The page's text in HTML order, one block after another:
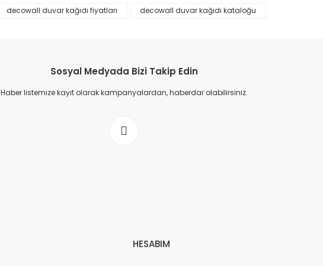
decowall duvar kağıdı fiyatları decowall duvar kağıdı kataloğu
Sosyal Medyada Bizi Takip Edin
Haber listemize kayıt olarak kampanyalardan, haberdar olabilirsiniz.
HESABIM